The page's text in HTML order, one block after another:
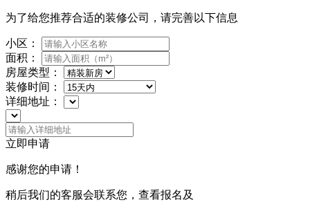
为了给您推荐合适的装修公司，请完善以下信息
小区：
面积：
房屋类型：
装修时间：
详细地址：
立即申请
感谢您的申请！
稍后我们的客服会联系您，查看报名及